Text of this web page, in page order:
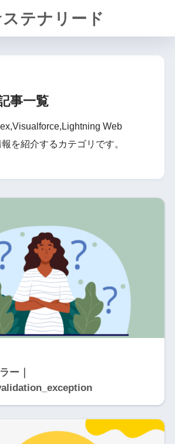
テナリード
事一覧
Web
を紹介するカテゴリです。
ー｜